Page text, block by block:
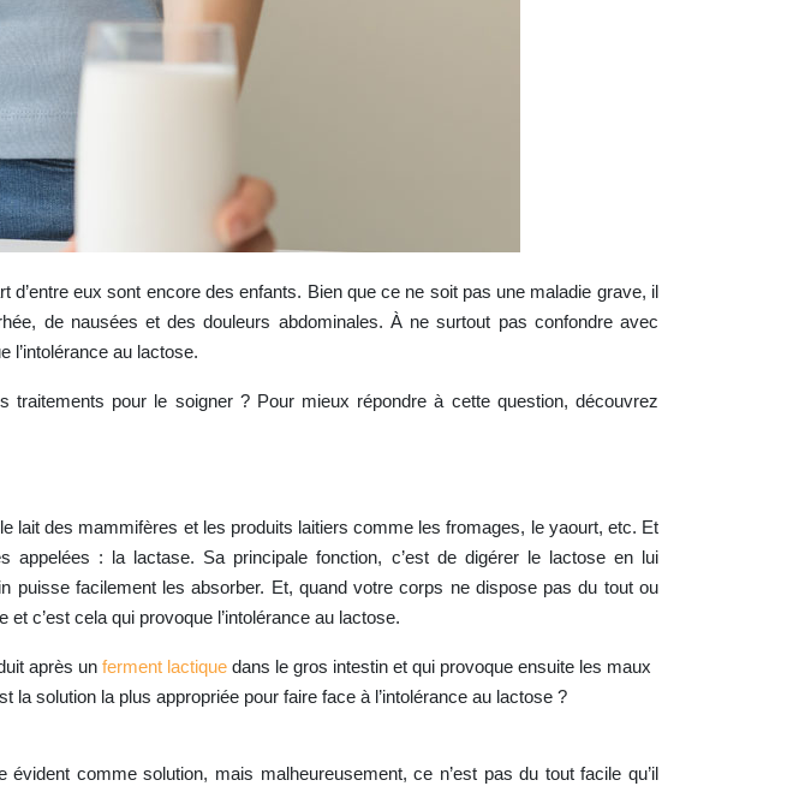
d’entre eux sont encore des enfants. Bien que ce ne soit pas une maladie grave, il
de nausées et des douleurs abdominales. À ne surtout pas confondre avec
l’intolérance au lactose.
pour le soigner ? Pour mieux répondre à cette question, découvrez
des mammifères et les produits laitiers comme les fromages, le yaourt, etc. Et
appelées : la lactase. Sa principale fonction, c’est de digérer le lactose en lui
puisse facilement les absorber. Et, quand votre corps ne dispose pas du tout ou
c’est cela qui provoque l’intolérance au lactose.
après un ferment lactique dans le gros intestin et qui provoque ensuite les maux
solution la plus appropriée pour faire face à l’intolérance au lactose ?
comme solution, mais malheureusement, ce n’est pas du tout facile qu’il